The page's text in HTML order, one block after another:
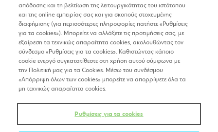
Επικοινώνησε μαζί μας
Μας ρωτάνε συχνά
Nέα και εκδηλώσεις
Acceleration
Post-Acceleration
απόδοσης και τη βελτίωση της λειτουργικότητας του ιστότοπου
και της online εμπειρίας σας και για σκοπούς στοχευμένης
διαφήμισης (για περισσότερες πληροφορίες πατήστε «Ρυθμίσεις
για τα cookies»). Μπορείτε να αλλάξετε τις προτιμήσεις σας, με
εξαίρεση τα τεχνικώς απαραίτητα cookies, ακολουθώντας τον
σύνδεσμο «Ρυθμίσεις για τα cookies». Καθιστώντας κάποιο
cookie ενεργό συγκατατίθεστε στη χρήση αυτού σύμφωνα με
την Πολιτική μας για τα Cookies. Μέσω του συνδέσμου
«Απόρριψη όλων των cookies» μπορείτε να απορρίψετε όλα τα
μη τεχνικώς απαραίτητα cookies.
Ρυθμίσεις για τα cookies